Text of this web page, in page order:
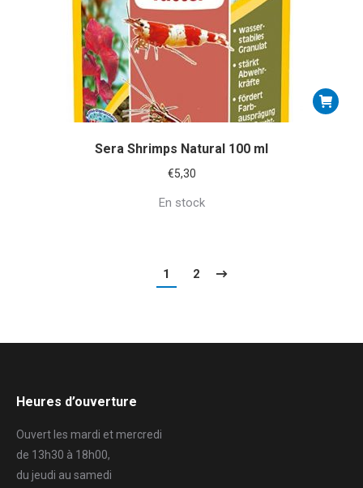
Sera Shrimps Natural 100 ml
€5,30
En stock
1 2
Heures d’ouverture
Ouvert les mardi et mercredi
de 13h30 à 18h00,
du jeudi au samedi